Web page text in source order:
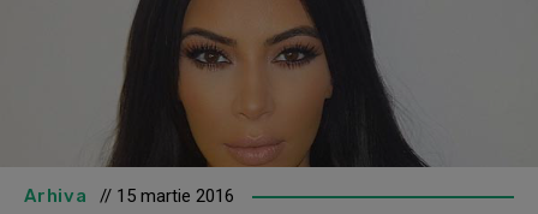
Arhiva // 15 martie 2016